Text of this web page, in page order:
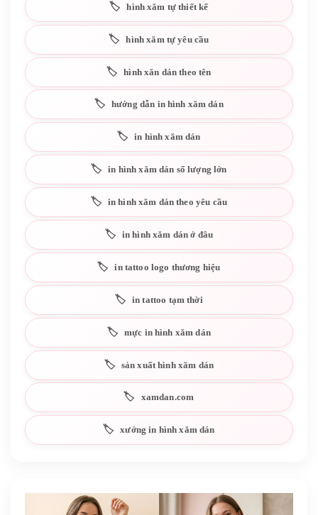
hình xăm tự thiết kế
hình xăm tự yêu cầu
hình xăn dán theo tên
hướng dẫn in hình xăm dán
in hình xăm dán
in hình xăm dán số lượng lớn
in hình xăm dán theo yêu cầu
in hình xăm dán ở đâu
in tattoo logo thương hiệu
in tattoo tạm thời
mực in hình xăm dán
sản xuất hình xăm dán
xamdan.com
xưởng in hình xăm dán